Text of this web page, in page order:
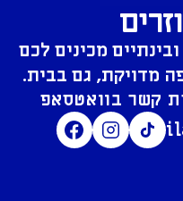
מכינים לכם
מדויקת, גם בבית.